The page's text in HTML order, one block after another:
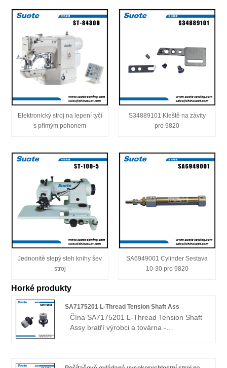
Elektronický stroj na lepení tyčí
s přímým pohonem
S34889101 Kleště na závity
pro 9820
Jednonitě slepý steh knihy šev
stroj
SA6949001 Cylinder Sestava
10-30 pro 9820
Horké produkty
SA7175201 L-Thread Tension Shaft Ass
Čína SA7175201 L-Thread Tension Shaft
Assy bratří výrobci a továrna -